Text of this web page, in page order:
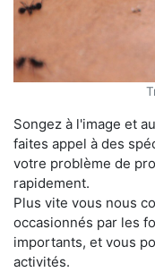
Songez à l'image et
faites appel à des
votre problème de
rapidement.
Plus vite vous nous
occasionnés par les
importants, et vous
activités.